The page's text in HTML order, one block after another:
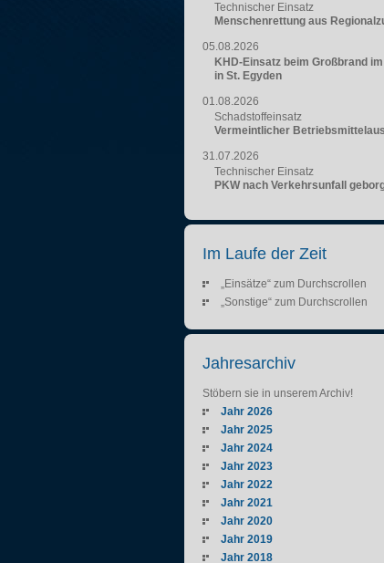
Technischer Einsatz
Menschenrettung aus
05.08.2026
KHD-Einsatz beim Großbrand
in St. Egyden
01.08.2026
Schadstoffeinsatz
Vermeintlicher
31.07.2026
Technischer Einsatz
PKW nach Verkehrsunfall
Im Laufe der Zeit
„Einsätze“ zum Durchscrollen
„Sonstige“ zum Durchscrollen
Jahresarchiv
Stöbern sie in unserem Archiv!
Jahr 2026
Jahr 2025
Jahr 2024
Jahr 2023
Jahr 2022
Jahr 2021
Jahr 2020
Jahr 2019
Jahr 2018